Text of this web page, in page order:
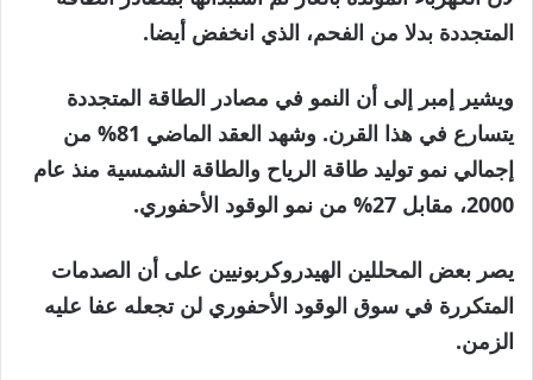
المتجددة بدلا من الفحم، الذي انخفض أيضا.
ويشير إمبر إلى أن النمو في مصادر الطاقة المتجددة
يتسارع في هذا القرن. وشهد العقد الماضي 81% من
إجمالي نمو توليد طاقة الرياح والطاقة الشمسية منذ عام
2000، مقابل 27% من نمو الوقود الأحفوري.
يصر بعض المحللين الهيدروكربونيين على أن الصدمات
المتكررة في سوق الوقود الأحفوري لن تجعله عفا عليه
الزمن.